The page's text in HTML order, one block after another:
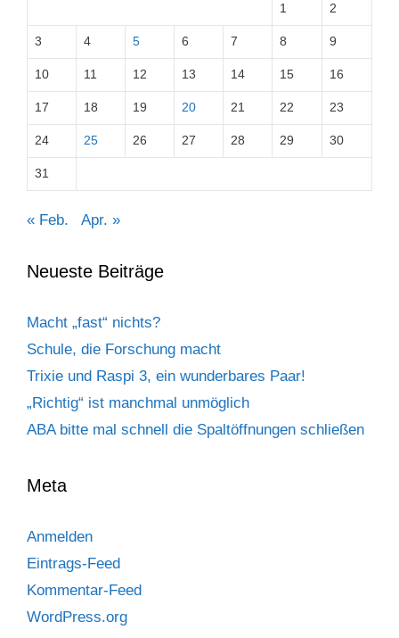
1 2
3 4 5 6 7 8 9
10 11 12 13 14 15 16
17 18 19 20 21 22 23
24 25 26 27 28 29 30
31
« Feb. Apr. »
Neueste Beiträge
Macht „fast“ nichts?
Schule, die Forschung macht
Trixie und Raspi 3, ein wunderbares Paar!
„Richtig“ ist manchmal unmöglich
ABA bitte mal schnell die Spaltöffnungen schließen
Meta
Anmelden
Eintrags-Feed
Kommentar-Feed
WordPress.org